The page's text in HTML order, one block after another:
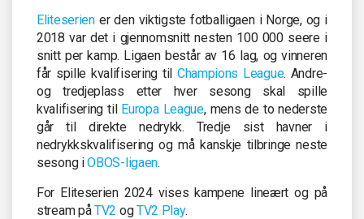
Eliteseriener den viktigste fotballigaen i Norge, og i
2018 var det i gjennomsnitt nesten 100 000 seere i
snitt per kamp. Ligaen består av 16 lag, og vinneren
får spille kvalifisering til Champions League. Andre-
og tredjeplass etter hver sesong skal spille
kvalifisering til Europa League, mens de to nederste
går til direkte nedrykk. Tredje sist havner i
nedrykkskvalifisering og må kanskje tilbringe neste
sesong iOBOS-ligaen.
For Eliteserien 2024 vises kampene lineært og på
stream påTV2 ogTV2 Play.